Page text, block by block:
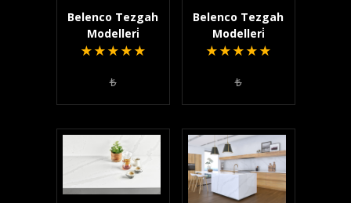
Belenco Tezgah
Modelleri̇
★ ★ ★ ★ ★
₺
Belenco Tezgah
Modelleri̇
★ ★ ★ ★ ★
₺